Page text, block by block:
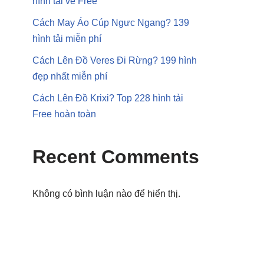
Cách May Áo Cúp Ngưc Ngang? 139
hình tải miễn phí
Cách Lên Đồ Veres Đi Rừng? 199 hình
đẹp nhất miễn phí
Cách Lên Đồ Krixi? Top 228 hình tải
Free hoàn toàn
Recent Comments
Không có bình luận nào để hiển thị.